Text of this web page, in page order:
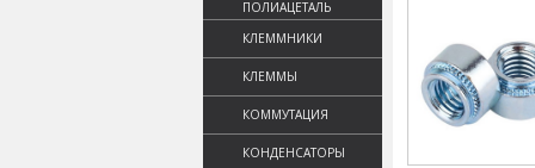
ПОЛИАЦЕТАЛЬ
КЛЕММНИКИ
КЛЕММЫ
КОММУТАЦИЯ
КОНДЕНСАТОРЫ